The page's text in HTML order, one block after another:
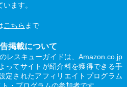
ます。
こちら まで
掲載について
レスキューガイドは、Amazon.co.jp
ってサイトが紹介料を獲得できる手
定されたアフィリエイトプログラム